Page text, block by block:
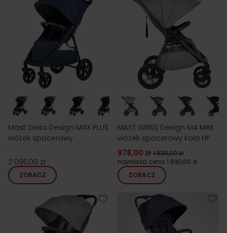
Mast Swiss Design M4X PLUS
wózek spacerowy
2 090,00 zł
ZOBACZ
MAST SWISS Design M4 MINI
wózek spacerowy koła HP
978,00 zł 1 830,00 zł
najniższa cena 1 830,00 zł
ZOBACZ